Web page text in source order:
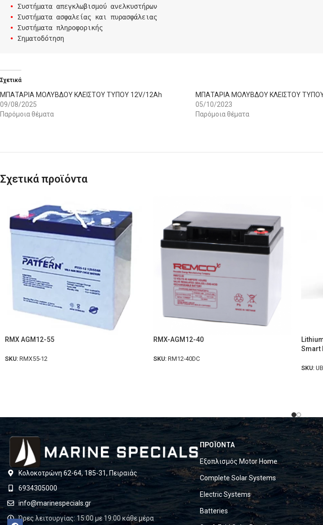
•
•
•
• Σηματοδότηση
Σχετικά
ΜΠΑΤΑΡΙΑ ΜΟΛΥΒΔΟΥ ΚΛΕΙΣΤΟΥ ΤΥΠΟΥ 12V/12Ah
09/08/2025
Παρόμοια θέματα
ΜΠΑΤΑΡΙΑ ΜΟΛΥΒΔΟΥ ΚΛΕΙΣΤΟΥ
05/10/2023
Παρόμοια θέματα
Σχετικά προϊόντα
RMX AGM12-55
SKU: RMX55-12
RMX-AGM12-40
SKU: RM12-40DC
Smart
SKU:
Κολοκοτρώνη 62-64, 185-31, Πειραιάς
6934305000
info@marinespecials.gr
Ώρες λειτουργίας: 15:00 με 19:00 κάθε μέρα
ΠΡΟΪΟΝΤΑ
Εξοπλισμός Motor Home
Complete Solar Systems
Electric Systems
Batteries